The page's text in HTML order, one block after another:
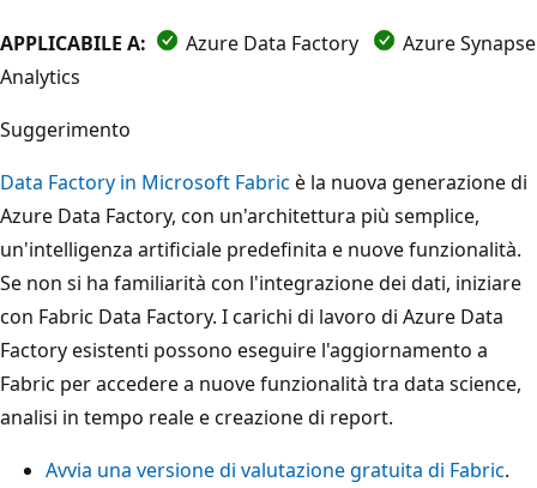
APPLICABILE A: Azure Data Factory
Azure Synapse
Analytics
Suggerimento
Data Factory in Microsoft Fabric è la nuova generazione di
Azure Data Factory, con un'architettura più semplice,
un'intelligenza artificiale predefinita e nuove funzionalità.
Se non si ha familiarità con l'integrazione dei dati, iniziare
con Fabric Data Factory. I carichi di lavoro di Azure Data
Factory esistenti possono eseguire l'aggiornamento a
Fabric per accedere a nuove funzionalità tra data science,
analisi in tempo reale e creazione di report.
Avvia una versione di valutazione gratuita di Fabric.